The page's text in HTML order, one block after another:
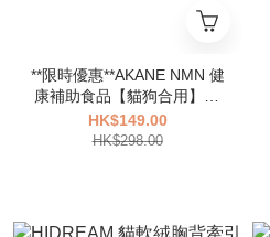
**限時優惠**AKANE NMN 健
康補助食品【貓狗合用】90
粒 (EXP 04/2027)
HK$149.00
HK$298.00